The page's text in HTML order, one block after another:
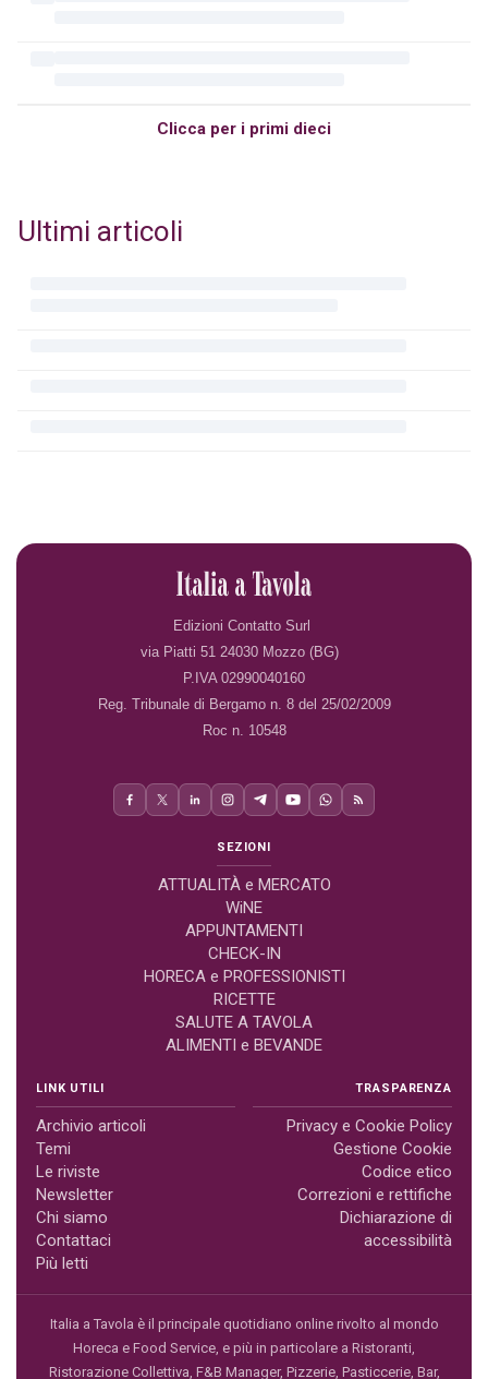
Clicca per i primi dieci
Ultimi articoli
Edizioni Contatto Surl
via Piatti 51 24030 Mozzo (BG)
P.IVA 02990040160
Reg. Tribunale di Bergamo n. 8 del 25/02/2009
Roc n. 10548
SEZIONI
ATTUALITÀ e MERCATO
WiNE
APPUNTAMENTI
CHECK-IN
HORECA e PROFESSIONISTI
RICETTE
SALUTE A TAVOLA
ALIMENTI e BEVANDE
LINK UTILI
Archivio articoli
Temi
Le riviste
Newsletter
Chi siamo
Contattaci
Più letti
TRASPARENZA
Privacy e Cookie Policy
Gestione Cookie
Codice etico
Correzioni e rettifiche
Dichiarazione di
accessibilità
Italia a Tavola è il principale quotidiano online rivolto al mondo
Horeca e Food Service, e più in particolare a Ristoranti,
Ristorazione Collettiva, F&B Manager, Pizzerie, Pasticcerie, Bar,